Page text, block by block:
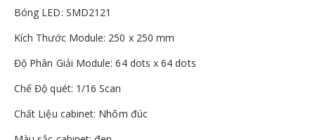
Bóng LED: SMD2121
Kích Thước Module: 250 x 250 mm
Độ Phân Giải Module: 64 dots x 64 dots
Chế Độ quét: 1/16 Scan
Chất Liệu cabinet: Nhôm đúc